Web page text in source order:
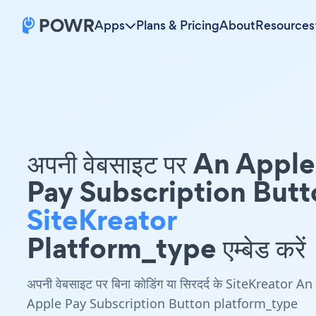
Apps Plans & PricingAboutResources
अपनी वेबसाइट पर An Apple
Pay Subscription
SiteKreator
Platform_type एम्बेड करें
अपनी वेबसाइट पर बिना कोडिंग या सिरदर्द के SiteKreator An
Apple Pay Subscription Button platform_type